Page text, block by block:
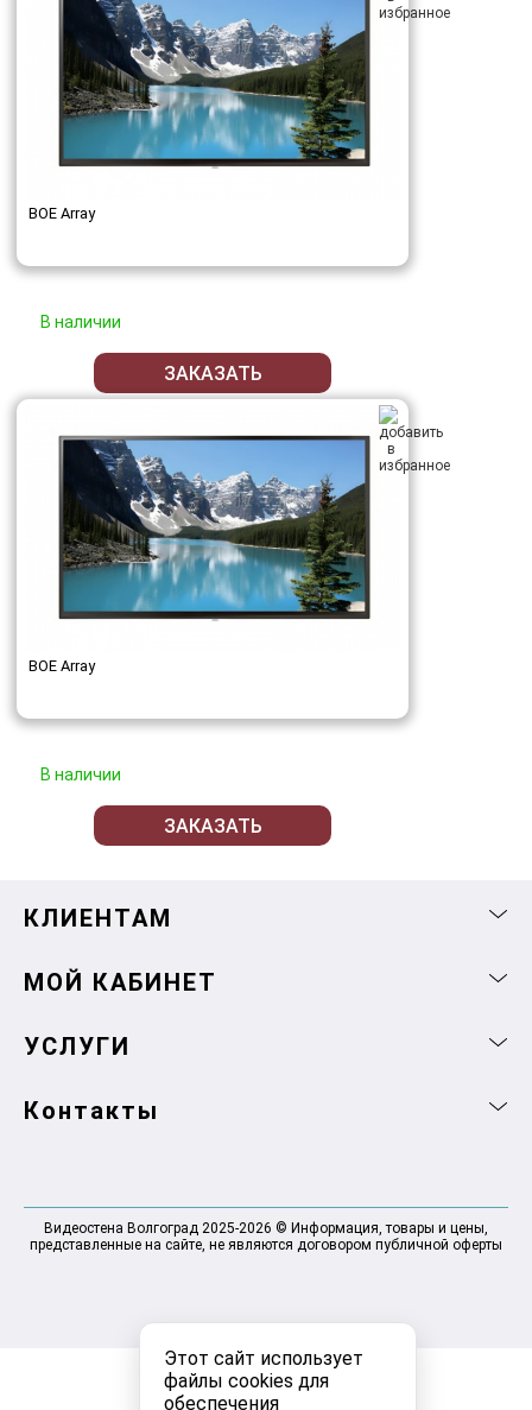
Этот сайт использует
файлы cookies для
обеспечения
BOE Array
В наличии
ЗАКАЗАТЬ
BOE Array
В наличии
ЗАКАЗАТЬ
КЛИЕНТАМ
МОЙ КАБИНЕТ
УСЛУГИ
Контакты
Видеостена Волгоград 2025-2026 © Информация, товары и цены,
представленные на сайте, не являются договором публичной оферты